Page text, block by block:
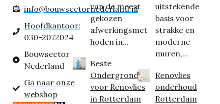
info@bouwsectornederland.nl
Hoofdkantoor:
030-2072024
Bouwsector
Nederland
Ga naar onze
webshop
van de meest
gekozen
afwerkingsmet
hoden in...
Beste
Ondergrond
voor Renovlies
in Rotterdam
uitstekende
basis voor
strakke en
moderne
muren,...
Renovlies
onderhoud
Rotterdam